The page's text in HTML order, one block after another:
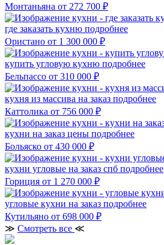
Монтаньяна от 272 700 ₽
где заказать кухню подробнее
Ористано от 1 300 000 ₽
купить угловую кухню подробнее
Бельпассо от 310 000 ₽
кухня из массива на заказ подробнее
Каттолика от 756 000 ₽
кухни на заказ цены подробнее
Больяско от 430 000 ₽
кухни угловые на заказ спб подробнее
Гориция от 1 270 000 ₽
угловые кухни на заказ подробнее
Кутильяно от 698 000 ₽
≫ Смотреть все ≪